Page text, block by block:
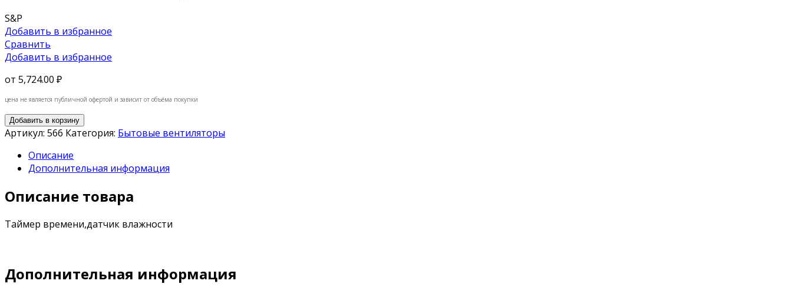
S&P
Добавить в избранное
Сравнить
Добавить в избранное
от 5,724.00 ₽
цена не является публичной офертой и зависит от объёма покупки
Добавить в корзину
Артикул: 566 Категория: Бытовые вентиляторы
Описание
Дополнительная информация
Описание товара
Таймер времени,датчик влажности
Дополнительная информация